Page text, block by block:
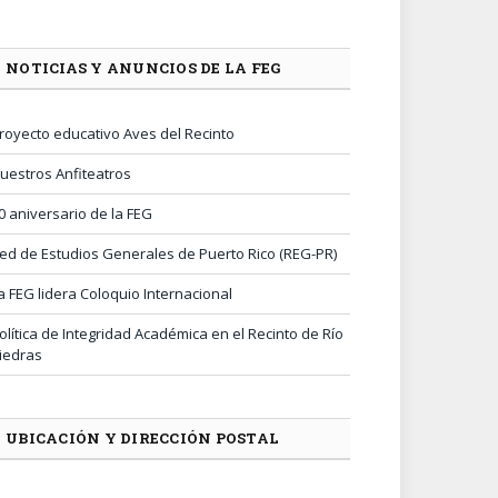
NOTICIAS Y ANUNCIOS DE LA FEG
educativo Aves del Recinto
Anfiteatros
aniversario de la FEG
de Estudios Generales de Puerto Rico (REG-PR)
FEG lidera Coloquio Internacional
de Integridad Académica en el Recinto de Río
UBICACIÓN Y DIRECCIÓN POSTAL